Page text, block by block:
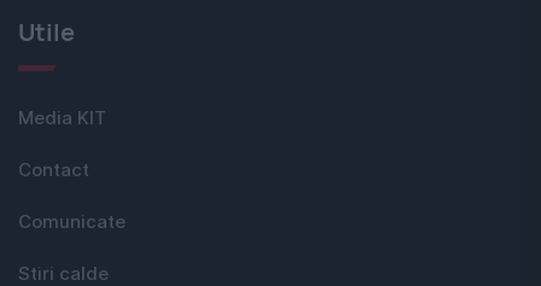
Utile
Media KIT
Contact
Comunicate
Stiri calde